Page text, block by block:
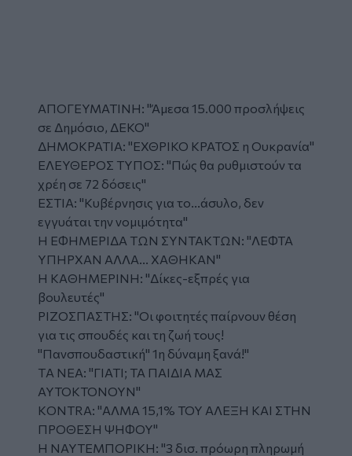
ΑΠΟΓΕΥΜΑΤΙΝΗ: "Άμεσα 15.000 προσλήψεις
σε Δημόσιο, ΔΕΚΟ"
ΔΗΜΟΚΡΑΤΙΑ: "ΕΧΘΡΙΚΟ ΚΡΑΤΟΣ η Ουκρανία"
ΕΛΕΥΘΕΡΟΣ ΤΥΠΟΣ: "Πώς θα ρυθμιστούν τα
χρέη σε 72 δόσεις"
ΕΣΤΙΑ: "Κυβέρνησις για το...άσυλο, δεν
εγγυάται την νομιμότητα"
Η ΕΦΗΜΕΡΙΔΑ ΤΩΝ ΣΥΝΤΑΚΤΩΝ: "ΛΕΦΤΑ
ΥΠΗΡΧΑΝ ΑΛΛΑ... ΧΑΘΗΚΑΝ"
Η ΚΑΘΗΜΕΡΙΝΗ: "Δίκες-εξπρές για
βουλευτές"
ΡΙΖΟΣΠΑΣΤΗΣ: "Οι φοιτητές παίρνουν θέση
για τις σπουδές και τη ζωή τους!
"Πανσπουδαστική" 1η δύναμη ξανά!"
ΤA NEA: "ΓΙΑΤΙ; ΤΑ ΠΑΙΔΙΑ ΜΑΣ
ΑΥΤΟΚΤΟΝΟΥΝ"
ΚONTRA: "ΑΛΜΑ 15,1% ΤΟΥ ΑΛΕΞΗ ΚΑΙ ΣΤΗΝ
ΠΡΟΘΕΣΗ ΨΗΦΟΥ"
Η ΝΑΥΤΕΜΠΟΡΙΚΗ: "3 δισ. πρόωρη πληρωμή